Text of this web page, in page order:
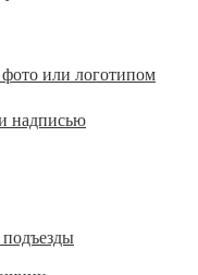
или логотипом
надписью